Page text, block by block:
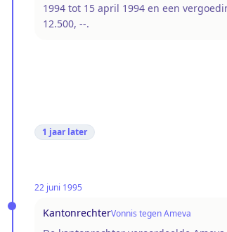
1994 tot 15 april 1994 en een
12.500, --.
1 jaar later
22 juni 1995
KantonrechterVonnis tegen Ameva